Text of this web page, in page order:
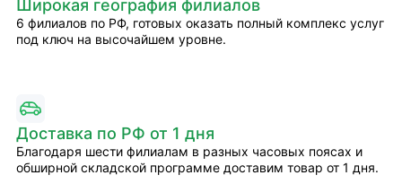
Широкая география филиалов
6 филиалов по РФ, готовых оказать полный комплекс услуг
под ключ на высочайшем уровне.
Доставка по РФ от 1 дня
Благодаря шести филиалам в разных часовых поясах и
обширной складской программе доставим товар от 1 дня.